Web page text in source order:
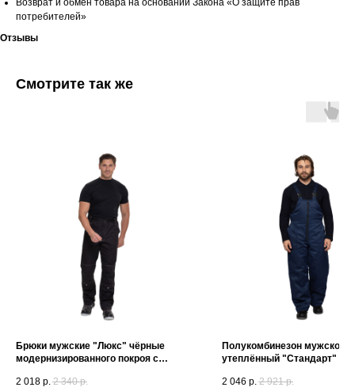
Возврат и обмен товара на основании Закона «О защите прав
потребителей»
Отзывы
Смотрите так же
Брюки мужские "Люкс" чёрные
модернизированного покроя с
2 018 р. 2 340 р.
Полукомбинезон мужской
утеплённый "Стандарт"
2 046 р. 2 921 р.